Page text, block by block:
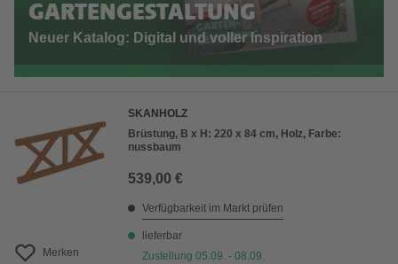
GARTENGESTALTUNG
Neuer Katalog: Digital und voller Inspiration
Merken
SKANHOLZ
Brüstung, B x H: 220 x 84 cm, Holz, Farbe:
nussbaum
539,00 €
Verfügbarkeit im Markt prüfen
lieferbar
Zustellung 05.09. - 08.09.